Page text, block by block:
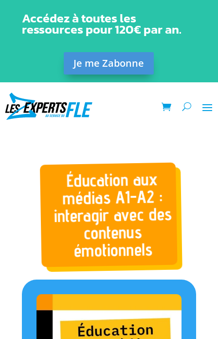
Accédez à toutes les
ressources pour 120€ par an.
Je me Zabonne
Éducation aux
médias A1-A2 :
interagir avec des
contenus
émotionnels